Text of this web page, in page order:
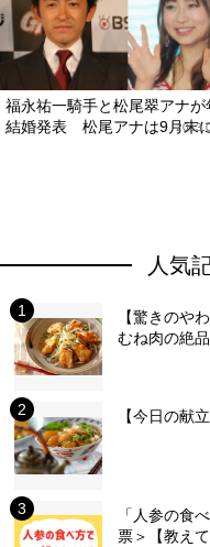
福永祐一騎手と松尾翠アナが
結婚発表 松尾アナは9月末
人気
【驚きのや
むね肉の絶
【今日の献
「人参の食
票＞【教え